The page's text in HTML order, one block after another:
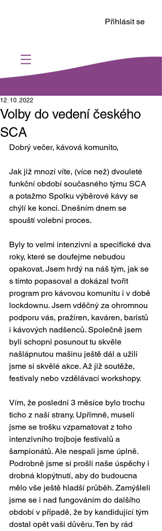
Přihlásit se
Volby do vedení českého
SCA
12. 10. 2022
Dobrý večer, kávová komunito,
Jak již mnozí víte, (více než) dvouleté
funkční období současného týmu SCA
a potažmo Spolku výběrové kávy se
chýlí ke konci. Dnešním dnem se
spouští volební proces.
Byly to velmi intenzivní a specifické dva
roky, které se doufejme nebudou
opakovat. Jsem hrdý na náš tým, jak se
s tímto popasoval a dokázal tvořit
program pro kávovou komunitu i v době
lockdownu. Jsem vděčný za ohromnou
podporu vás, pražíren, kaváren, baristů
i kávových nadšenců. Společně jsem
byli schopni posunout tu skvěle
našlápnutou mašinu ještě dál a užili
jsme si skvělé akce. Až již soutěže,
festivaly nebo vzdělávací workshopy.
Vím, že poslední 3 měsíce bylo trochu
ticho z naší strany. Upřímně, museli
jsme se trošku vzpamatovat z toho
intenzivního trojboje festivalů a
šampionátů. Ale nespali jsme úplně.
Podrobně jsme si prošli naše úspěchy i
drobná klopýtnutí, aby do budoucna
mělo vše ještě hladší průběh. Zamýšleli
jsme se i nad fungováním do dalšího
období v případě, že by kandidující tým
dostal opět vaši důvěru. Ten by rád